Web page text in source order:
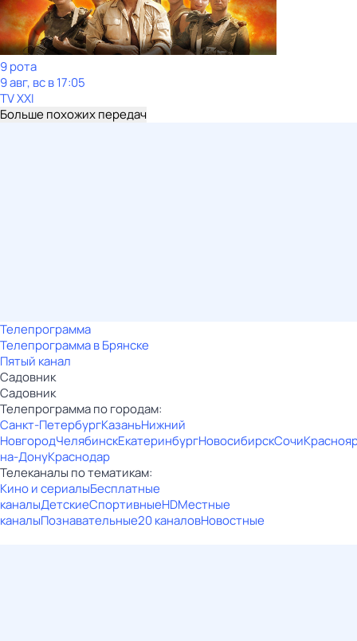
9 рота
9 авг, вс в 17:05
TV XXI
Больше похожих передач
Телепрограмма
Телепрограмма в Брянске
Пятый канал
Садовник
Садовник
Телепрограмма по городам:
Санкт-ПетербургКазаньНижний
НовгородЧелябинскЕкатеринбургНовосибирскСочи
на-ДонуКраснодар
Телеканалы по тематикам:
Кино и сериалыБесплатные
каналыДетскиеСпортивныеHDМестные
каналыПознавательные20 каналовНовостные